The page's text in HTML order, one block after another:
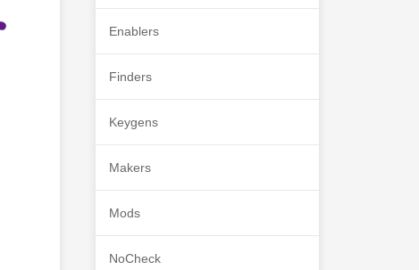
Enablers
Finders
Keygens
Makers
Mods
NoCheck